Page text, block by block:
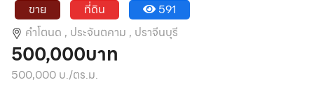
ขาย ที่ดิน
591
คำโตนด , ประจันตคาม , ปราจีนบุรี
500,000บาท
500,000 บ./ตร.ม.